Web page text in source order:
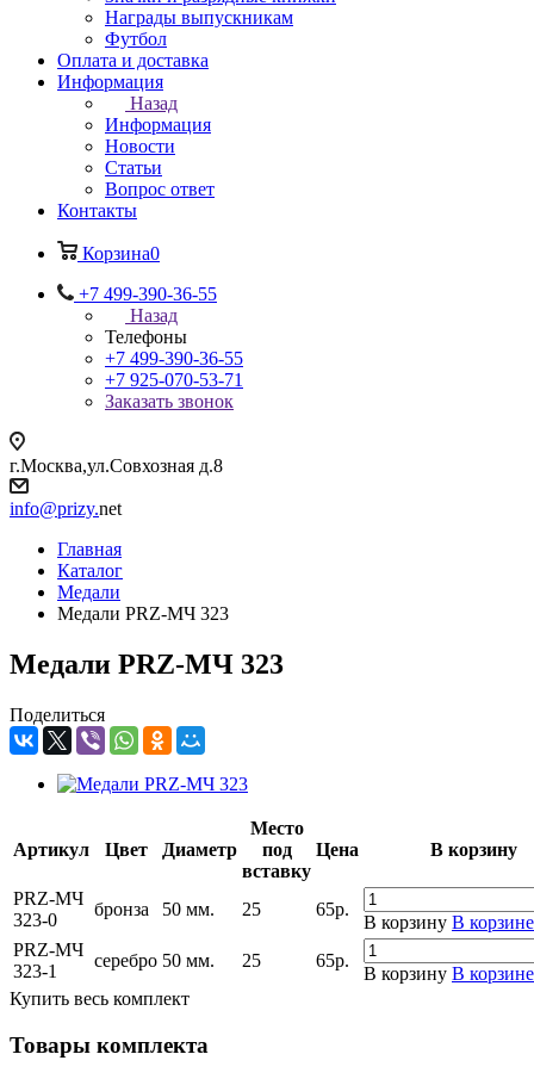
Награды выпускникам
Футбол
Оплата и доставка
Информация
Назад
Информация
Новости
Статьи
Вопрос ответ
Контакты
Корзина0
+7 499-390-36-55
Назад
Телефоны
+7 499-390-36-55
+7 925-070-53-71
Заказать звонок
г.Москва,ул.Совхозная д.8
info@prizy.net
Главная
Каталог
Медали
Медали PRZ-МЧ 323
Медали PRZ-МЧ 323
Поделиться
Артикул Цвет Диаметр
Место
под
вставку
Цена В корзину
PRZ-МЧ
323-0
бронза 50 мм. 25 65р.
В корзину В корзине
PRZ-МЧ
323-1
серебро 50 мм. 25 65р.
В корзину В корзине
Купить весь комплект
Товары комплекта